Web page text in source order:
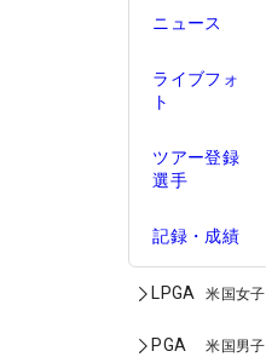
ニュース
ライブフォ
ト
ツアー登録
選手
記録・成績
LPGA 米国女子
PGA 米国男子